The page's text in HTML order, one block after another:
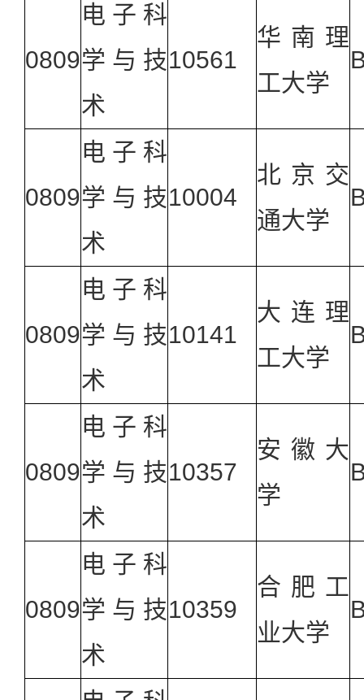
0809
电子科
学与技
术
10561
华南理
工大学
0809
电子科
学与技
术
10004
北京交
通大学
0809
电子科
学与技
术
10141
大连理
工大学
0809
电子科
学与技
术
10357
安徽大
学
0809
电子科
学与技
术
10359
合肥工
业大学